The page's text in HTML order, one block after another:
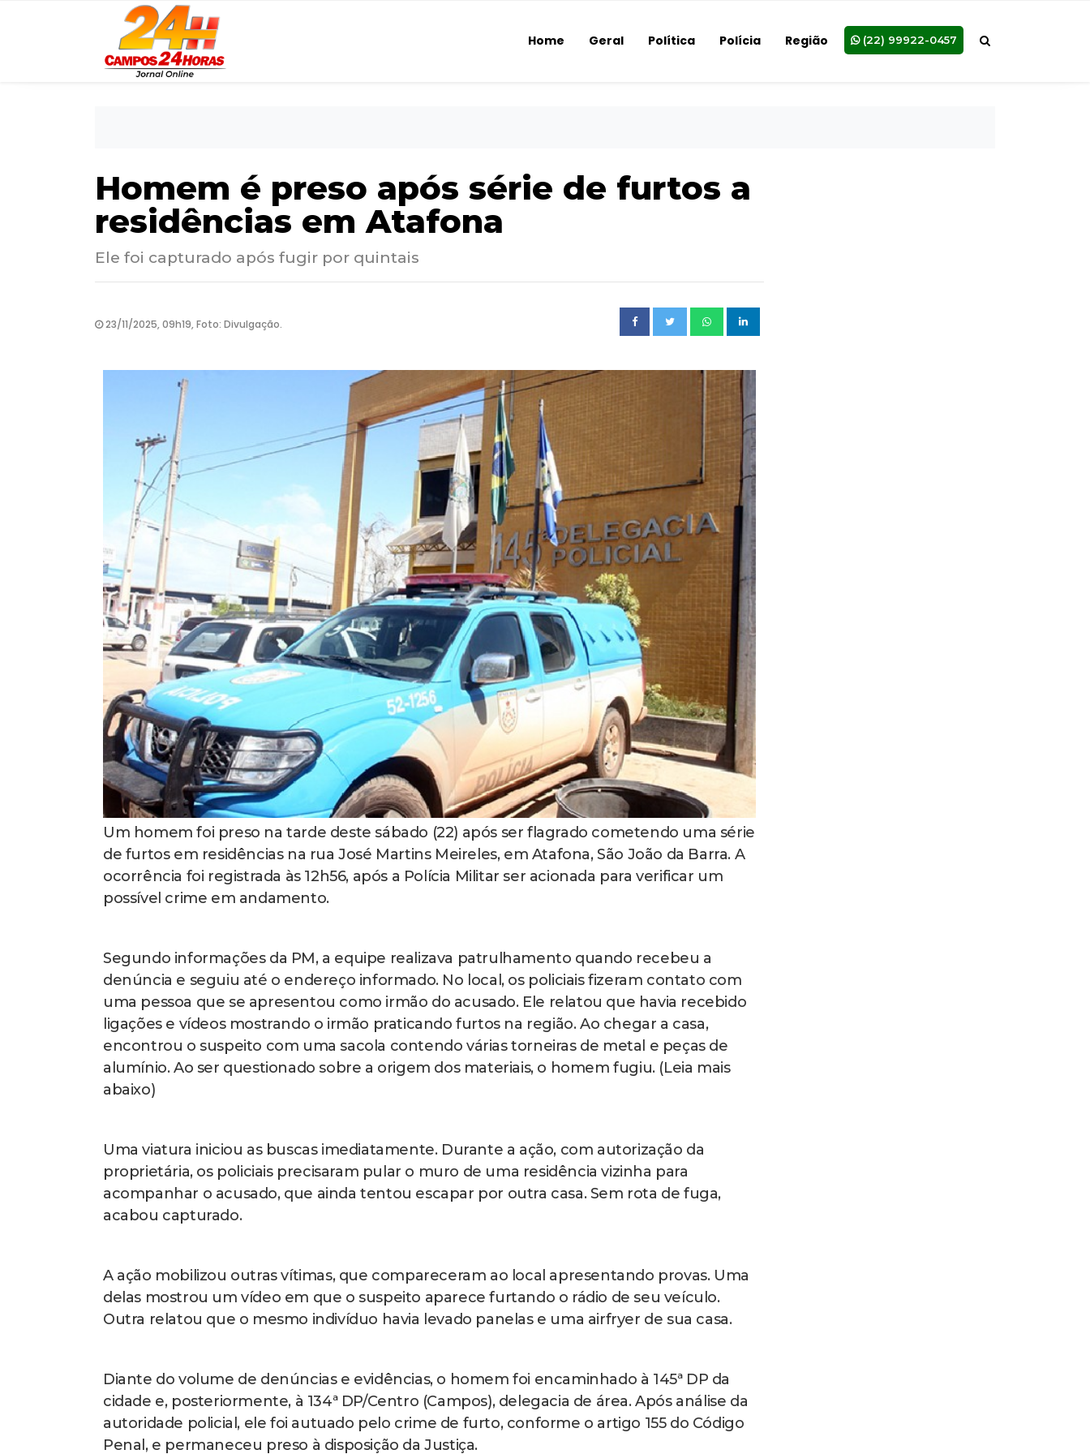
Home Geral Política Polícia Região (22) 99922-0457
Homem é preso após série de furtos a
residências em Atafona
Ele foi capturado após fugir por quintais
23/11/2025, 09h19, Foto: Divulgação.
Um homem foi preso na tarde deste sábado (22) após ser flagrado cometendo uma série
de furtos em residências na rua José Martins Meireles, em Atafona, São João da Barra. A
ocorrência foi registrada às 12h56, após a Polícia Militar ser acionada para verificar um
possível crime em andamento.
Segundo informações da PM, a equipe realizava patrulhamento quando recebeu a
denúncia e seguiu até o endereço informado. No local, os policiais fizeram contato com
uma pessoa que se apresentou como irmão do acusado. Ele relatou que havia recebido
ligações e vídeos mostrando o irmão praticando furtos na região. Ao chegar a casa,
encontrou o suspeito com uma sacola contendo várias torneiras de metal e peças de
alumínio. Ao ser questionado sobre a origem dos materiais, o homem fugiu. (Leia mais
abaixo)
Uma viatura iniciou as buscas imediatamente. Durante a ação, com autorização da
proprietária, os policiais precisaram pular o muro de uma residência vizinha para
acompanhar o acusado, que ainda tentou escapar por outra casa. Sem rota de fuga,
acabou capturado.
A ação mobilizou outras vítimas, que compareceram ao local apresentando provas. Uma
delas mostrou um vídeo em que o suspeito aparece furtando o rádio de seu veículo.
Outra relatou que o mesmo indivíduo havia levado panelas e uma airfryer de sua casa.
Diante do volume de denúncias e evidências, o homem foi encaminhado à 145ª DP da
cidade e, posteriormente, à 134ª DP/Centro (Campos), delegacia de área. Após análise da
autoridade policial, ele foi autuado pelo crime de furto, conforme o artigo 155 do Código
Penal, e permaneceu preso à disposição da Justiça.